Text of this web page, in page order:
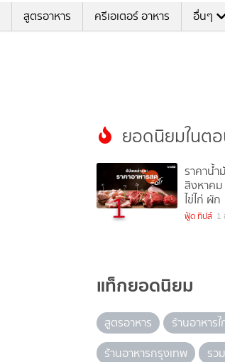
สูตรอาหาร ครีเอเตอร์ อาหาร อื่นๆ
ยอดนิยมในต
1
ราคาน้ำ
สิงหาคม
ไข่ไก่ ผัก
ฟู้ด ทิปส์ 1
แท็กยอดนิยม
สูตรอาหาร
ร้านอาหาร
ร้านอาหารกรุงเทพ
รว